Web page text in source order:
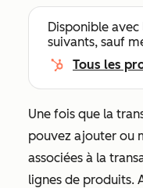
Disponible avec
suivants, sauf
Tous les
Une fois que la
pouvez ajouter ou
associées à la
lignes de produits.